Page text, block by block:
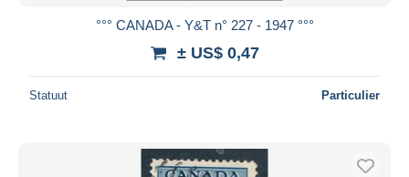
°°° CANADA - Y&T n° 227 - 1947 °°°
± US$ 0,47
Statuut Particulier